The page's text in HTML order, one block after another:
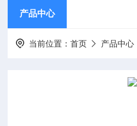
产品中心
当前位置：首页 产品中心